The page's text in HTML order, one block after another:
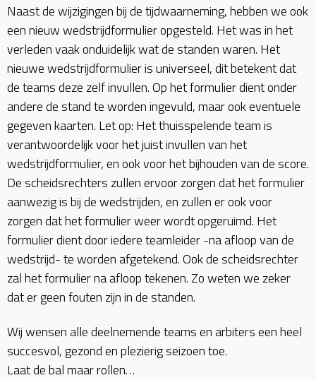
Naast de wijzigingen bij de tijdwaarneming, hebben we ook
een nieuw wedstrijdformulier opgesteld. Het was in het
verleden vaak onduidelijk wat de standen waren. Het
nieuwe wedstrijdformulier is universeel, dit betekent dat
de teams deze zelf invullen. Op het formulier dient onder
andere de stand te worden ingevuld, maar ook eventuele
gegeven kaarten. Let op: Het thuisspelende team is
verantwoordelijk voor het juist invullen van het
wedstrijdformulier, en ook voor het bijhouden van de score.
De scheidsrechters zullen ervoor zorgen dat het formulier
aanwezig is bij de wedstrijden, en zullen er ook voor
zorgen dat het formulier weer wordt opgeruimd. Het
formulier dient door iedere teamleider -na afloop van de
wedstrijd- te worden afgetekend. Ook de scheidsrechter
zal het formulier na afloop tekenen. Zo weten we zeker
dat er geen fouten zijn in de standen.
Wij wensen alle deelnemende teams en arbiters een heel
succesvol, gezond en plezierig seizoen toe.
Laat de bal maar rollen…